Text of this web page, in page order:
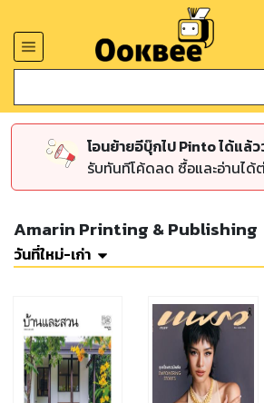
โอนย้ายอีบุ๊กไป Pinto ได้แล้
รับทันทีโค้ดลด ซื้อและอ่านได้
Amarin Printing & Publishing
วันที่ใหม่-เก่า